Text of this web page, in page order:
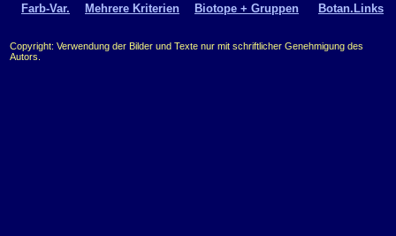
Farb-Var. Mehrere Kriterien Biotope + Gruppen Botan.Links
Copyright: Verwendung der Bilder und Texte nur mit schriftlicher Genehmigung des
Autors.